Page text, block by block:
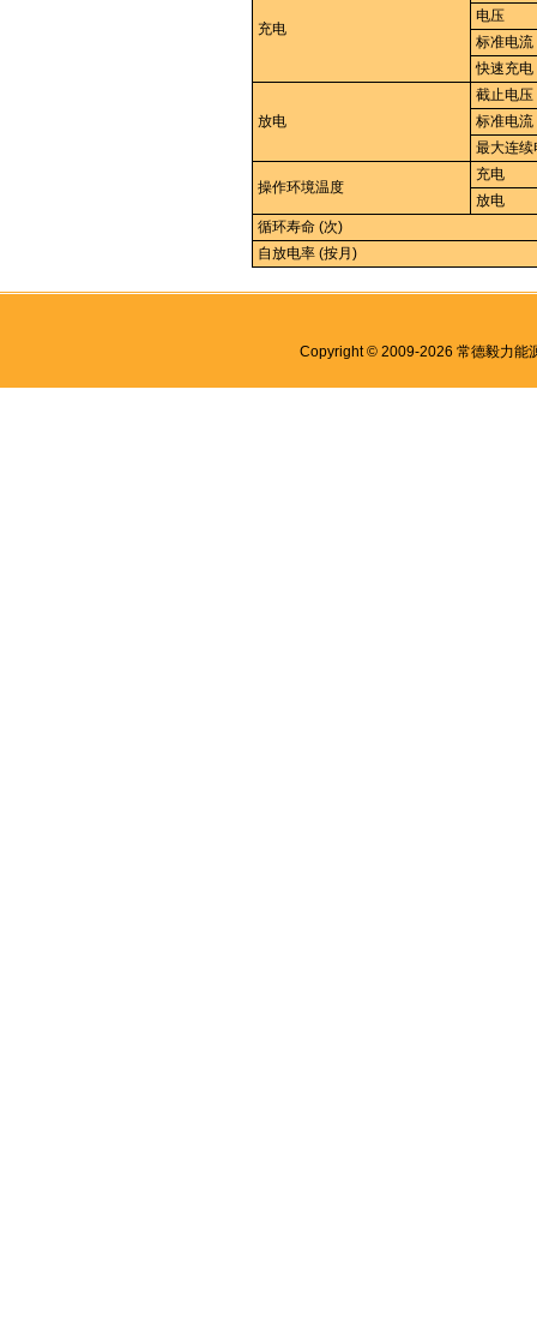
充电
电压
标准电流
快速充电
放电
截止电压
标准电流
最大连续
操作环境温度
充电
放电
循环寿命 (次)
自放电率 (按月)
Copyright © 2009-2026 常德毅力